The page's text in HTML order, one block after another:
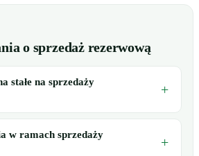
o sprzedaż rezerwową
stałe na sprzedaży
w ramach sprzedaży